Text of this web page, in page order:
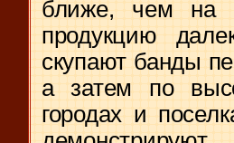
ближе, чем на
продукцию
скупают банды
а затем по
городах и